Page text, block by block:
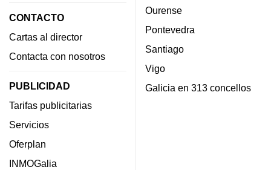
CONTACTO
Cartas al director
Contacta con nosotros
PUBLICIDAD
Tarifas publicitarias
Servicios
Oferplan
INMOGalia
Ourense
Pontevedra
Santiago
Vigo
Galicia en 313 concellos